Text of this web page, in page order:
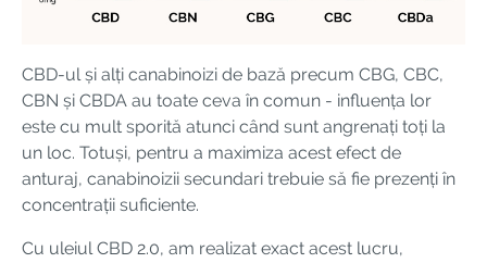
CBD-ul și alți canabinoizi de bază precum CBG, CBC,
CBN și CBDA au toate ceva în comun - influența lor
este cu mult sporită atunci când sunt angrenați toți la
un loc. Totuși, pentru a maximiza acest efect de
anturaj, canabinoizii secundari trebuie să fie prezenți în
concentrații suficiente.
Cu uleiul CBD 2.0, am realizat exact acest lucru,